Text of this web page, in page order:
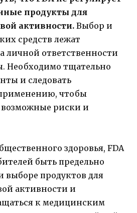
продукты для
активности. Выбор и
средств лежат
личной ответственности
Необходимо тщательно
и следовать
чтобы
риски и
здоровья, FDA
быть предельно
продуктов для
активности и
к медицинским